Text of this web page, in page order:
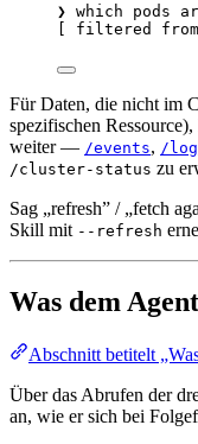
❯ which pods
[ filtered from
Für Daten, die nicht im
spezifischen
weiter — /events, /
/cluster-status zu
Sag „refresh” / „fetch
Skill mit --refresh
Was dem
Abschnitt betitelt
Über das Abrufen der
an, wie er sich bei